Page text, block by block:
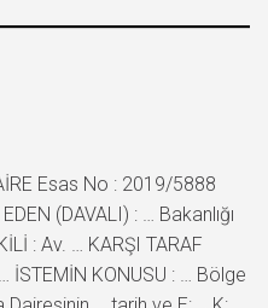
Esas No : 2019/5888
(DAVALI) : … Bakanlığı
: Av. … KARŞI TARAF
İSTEMİN KONUSU : … Bölge